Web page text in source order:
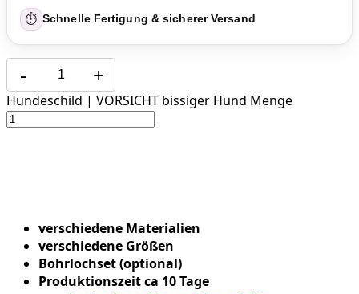
⏱️ Schnelle Fertigung & sicherer Versand
- +
Hundeschild | VORSICHT bissiger Hund Menge
verschiedene Materialien
verschiedene Größen
Bohrlochset (optional)
Produktionszeit ca 10 Tage